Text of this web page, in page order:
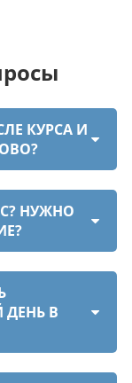
КУРСА И
НУЖНО
В